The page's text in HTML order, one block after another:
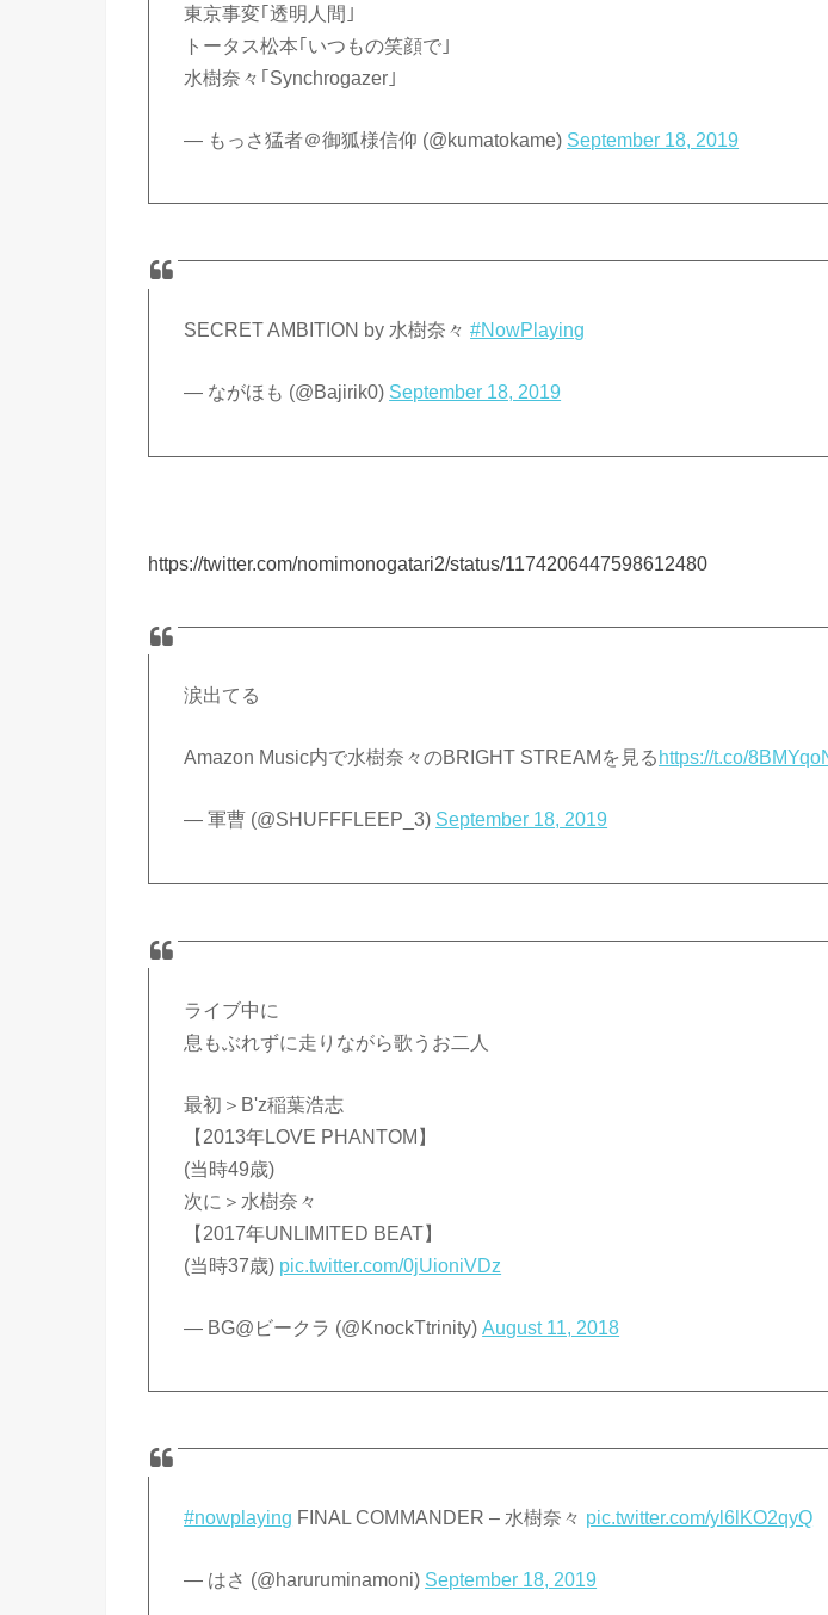
東京事変｢透明人間｣
トータス松本｢いつもの笑顔で｣
水樹奈々｢Synchrogazer｣
— もっさ猛者＠御狐様信仰 (@kumatokame) September 18, 2019
SECRET AMBITION by 水樹奈々#NowPlaying
— ながほも (@Bajirik0) September 18, 2019
https://twitter.com/nomimonogatari2/status/1174206447598612480
涙出てる
Amazon Music内で水樹奈々のBRIGHT STREAMを見る https://t.co/
— 軍曹 (@SHUFFFLEEP_3) September 18, 2019
ライブ中に
息もぶれずに走りながら歌うお二人
最初＞B'z稲葉浩志
【2013年LOVE PHANTOM】
(当時49歳)
次に＞水樹奈々
【2017年UNLIMITED BEAT】
(当時37歳) pic.twitter.com/0jUioniVDz
— BG@ビークラ (@KnockTtrinity)August 11, 2018
#nowplaying FINAL COMMANDER – 水樹奈々 pic.twitter.com/yl6lKO2qyQ
— はさ (@haruruminamoni) September 18, 2019